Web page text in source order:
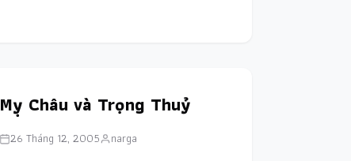
Mỵ Châu và Trọng Thuỷ
26 Tháng 12, 2005 narga